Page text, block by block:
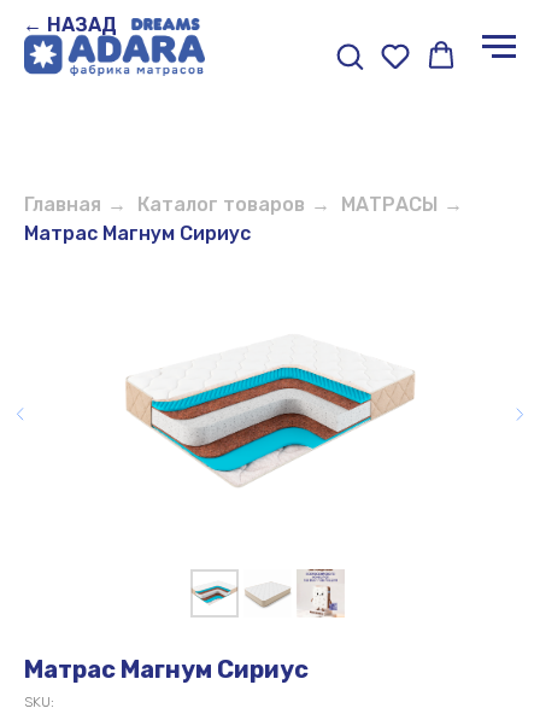
← НАЗАД
Главная → Каталог товаров → МАТРАСЫ →
Матрас Магнум Сириус
Матрас Магнум Сириус
SKU: